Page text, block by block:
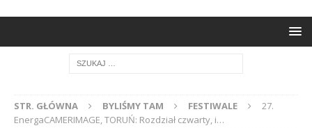
STR. GŁÓWNA BYLIŚMY TAM FESTIWALE
27.
EnergaCAMERIMAGE, TORUŃ: Rozdział czwarty, i…